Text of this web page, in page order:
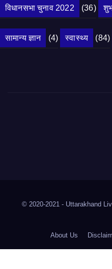
विधानसभा चुनाव 2022 (36)
सामान्य ज्ञान (4) स्वास्थ्य (84)
© 2020-2021 - Uttarakhand
About Us